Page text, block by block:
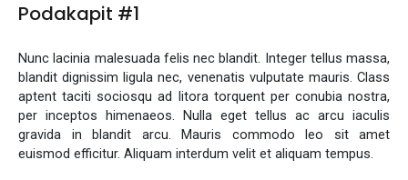
Podakapit #1
Nunc lacinia malesuada felis nec blandit. Integer tellus massa,
blandit dignissim ligula nec, venenatis vulputate mauris. Class
aptent taciti sociosqu ad litora torquent per conubia nostra,
per inceptos himenaeos. Nulla eget tellus ac arcu iaculis
gravida in blandit arcu. Mauris commodo leo sit amet
euismod efficitur. Aliquam interdum velit et aliquam tempus.